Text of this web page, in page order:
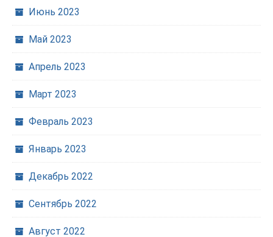
Июнь 2023
Май 2023
Апрель 2023
Март 2023
Февраль 2023
Январь 2023
Декабрь 2022
Сентябрь 2022
Август 2022